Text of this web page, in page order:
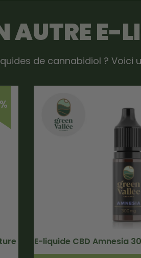
AUTREE-
de cannabidiol ? Voici
E-liquide CBD Amnesia